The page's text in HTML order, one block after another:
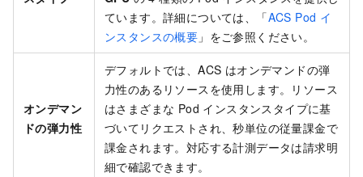
ています。詳細については、「ACS Pod イ
ンスタンスの概要 」をご参照ください。
オンデマン
ドの弾力性
デフォルトでは、ACS はオンデマンドの弾
力性のあるリソースを使用します。リソース
はさまざまな Pod インスタンスタイプに基
づいてリクエストされ、秒単位の従量課金で
課金されます。対応する計測データは請求明
細で確認できます。